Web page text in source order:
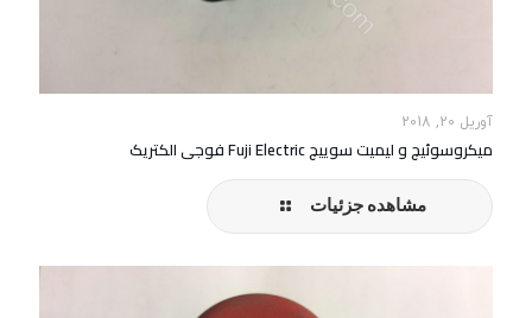
آوریل 20, 2018
میکروسوئیچ و لیمیت سوییچ Fuji Electric فوجی الکتریک
مشاهده جزئیات